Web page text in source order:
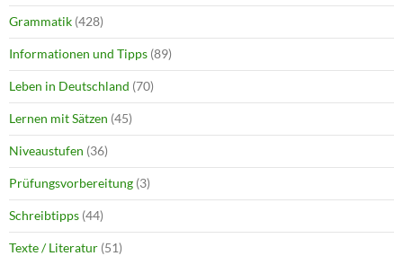
Grammatik (428)
Informationen und Tipps (89)
Leben in Deutschland (70)
Lernen mit Sätzen (45)
Niveaustufen (36)
Prüfungsvorbereitung (3)
Schreibtipps (44)
Texte / Literatur (51)